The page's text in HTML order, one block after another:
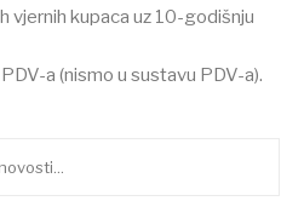
vjernih kupaca uz 10-godišnju
a (nismo u sustavu PDV-a).